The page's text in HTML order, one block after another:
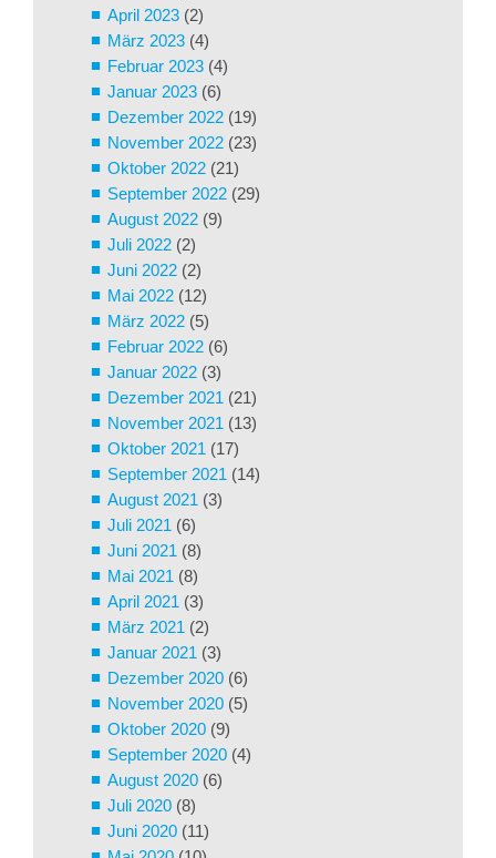
April 2023 (2)
März 2023 (4)
Februar 2023 (4)
Januar 2023 (6)
Dezember 2022 (19)
November 2022 (23)
Oktober 2022 (21)
September 2022 (29)
August 2022 (9)
Juli 2022 (2)
Juni 2022 (2)
Mai 2022 (12)
März 2022 (5)
Februar 2022 (6)
Januar 2022 (3)
Dezember 2021 (21)
November 2021 (13)
Oktober 2021 (17)
September 2021 (14)
August 2021 (3)
Juli 2021 (6)
Juni 2021 (8)
Mai 2021 (8)
April 2021 (3)
März 2021 (2)
Januar 2021 (3)
Dezember 2020 (6)
November 2020 (5)
Oktober 2020 (9)
September 2020 (4)
August 2020 (6)
Juli 2020 (8)
Juni 2020 (11)